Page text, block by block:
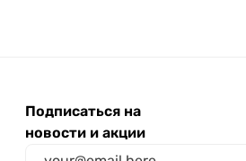
Подписаться на
новости и акции